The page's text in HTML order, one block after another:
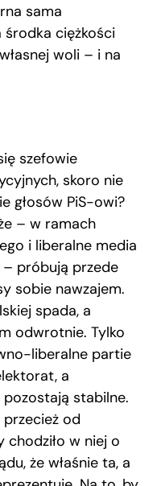
sama
ciężkości
woli – i na
szefowie
skoro nie
głosów PiS-owi?
– w ramach
i liberalne media
– próbują przede
sobie nawzajem.
spada, a
odwrotnie. Tylko
liberalne partie
a
stabilne.
przecież od
chodziło w niej o
że właśnie ta, a